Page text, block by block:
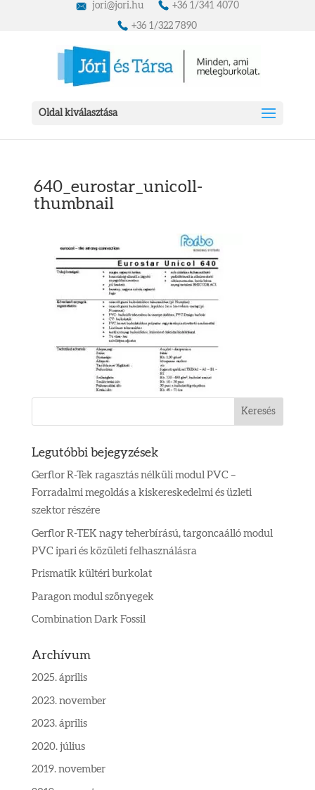
jori@jori.hu +36 1/341 4070
+36 1/322 7890
Oldal kiválasztása
640_eurostar_unicoll-
thumbnail
Legutóbbi bejegyzések
Gerflor R-Tek ragasztás nélküli modul PVC –
Forradalmi megoldás a kiskereskedelmi és üzleti
szektor részére
Gerflor R-TEK nagy teherbírású, targoncaálló modul
PVC ipari és közületi felhasználásra
Prismatik kültéri burkolat
Paragon modul szőnyegek
Combination Dark Fossil
Archívum
2025. április
2023. november
2023. április
2020. július
2019. november